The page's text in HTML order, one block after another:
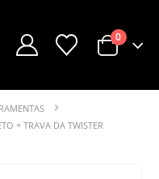
0
+ TRAVA DA TWISTER